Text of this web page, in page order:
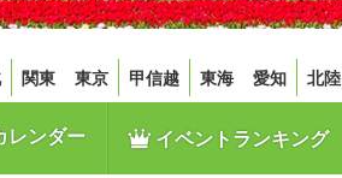
関東 東京 甲信越 東海 愛知 北陸
ンダー イベントランキング